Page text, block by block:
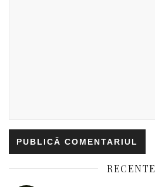
RECENTE